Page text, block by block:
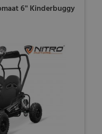
6'' Kinderbuggy